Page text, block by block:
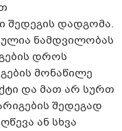
შედეგის დადგომა.
ნამდვილობას
დროს
მონაწილე
და მათ არ სურთ
შედეგად
ან სხვა